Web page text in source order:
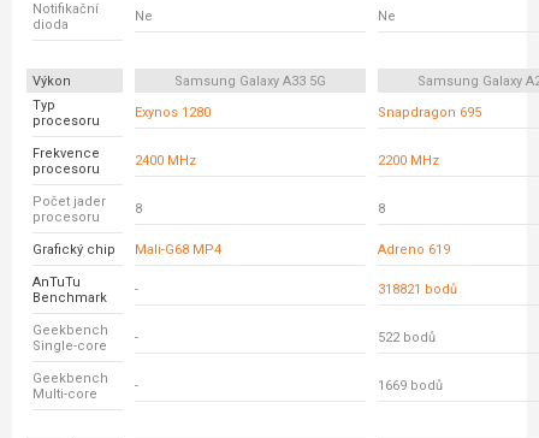
Notifikační
dioda
Ne Ne
Výkon Samsung Galaxy A33 5G
Samsung Galaxy
Typ
procesoru
Exynos 1280 Snapdragon 695
Frekvence
procesoru
2400 MHz 2200 MHz
Počet jader
procesoru
8 8
Grafický chip Mali-G68 MP4 Adreno 619
AnTuTu
Benchmark
- 318821 bodů
Geekbench
Single-core
- 522 bodů
Geekbench
Multi-core
- 1669 bodů